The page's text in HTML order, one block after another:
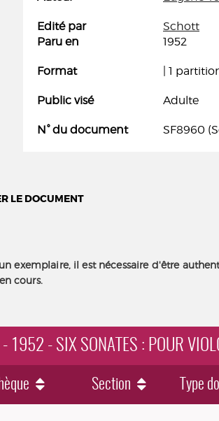
Edité par
Schott
Paru en
1952
Format | 1
Public visé Adulte
N° du document SF8960
LE DOCUMENT
exemplaire, il est nécessaire d'être
cours.
- 1952 - SIX SONATES : POUR
Section Type